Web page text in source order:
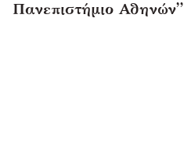
Πανεπιστήμιο Αθηνών”